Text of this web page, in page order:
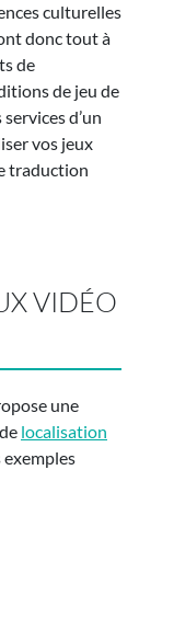
culturelles
donc tout à
de
de jeu de
d’un
vos jeux
traduction
VIDÉO
une
localisation
exemples